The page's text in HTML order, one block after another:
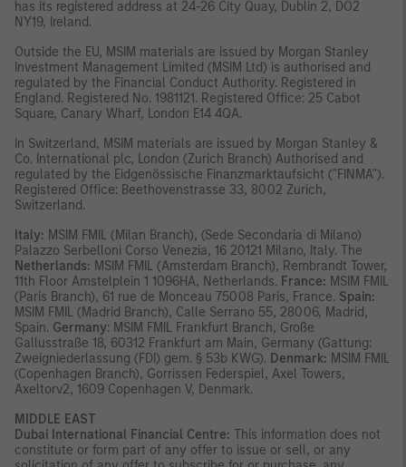
has its registered address at 24-26 City Quay, Dublin 2, DO2
NY19, Ireland.
Outside the EU, MSIM materials are issued by Morgan Stanley
Investment Management Limited (MSIM Ltd) is authorised and
regulated by the Financial Conduct Authority. Registered in
England. Registered No. 1981121. Registered Ofﬁce: 25 Cabot
Square, Canary Wharf, London E14 4QA.
In Switzerland, MSIM materials are issued by Morgan Stanley &
Co. International plc, London (Zurich Branch) Authorised and
regulated by the Eidgenössische Finanzmarktaufsicht ("FINMA").
Registered Office: Beethovenstrasse 33, 8002 Zurich,
Switzerland.
Italy: MSIM FMIL (Milan Branch), (Sede Secondaria di Milano)
Palazzo Serbelloni Corso Venezia, 16 20121 Milano, Italy. The
Netherlands: MSIM FMIL (Amsterdam Branch), Rembrandt Tower,
11th Floor Amstelplein 1 1096HA, Netherlands. France: MSIM FMIL
(Paris Branch), 61 rue de Monceau 75008 Paris, France. Spain:
MSIM FMIL (Madrid Branch), Calle Serrano 55, 28006, Madrid,
Spain. Germany: MSIM FMIL Frankfurt Branch, Große
Gallusstraße 18, 60312 Frankfurt am Main, Germany (Gattung:
Zweigniederlassung (FDI) gem. § 53b KWG). Denmark: MSIM FMIL
(Copenhagen Branch), Gorrissen Federspiel, Axel Towers,
Axeltorv2, 1609 Copenhagen V, Denmark.
MIDDLE EAST
Dubai International Financial Centre: This information does not
constitute or form part of any offer to issue or sell, or any